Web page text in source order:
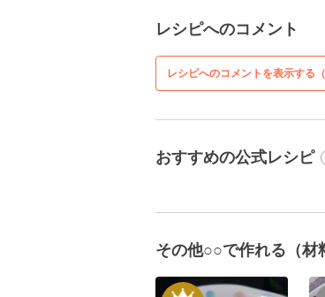
レシピへのコメント
レシピへのコメントを表示する（
おすすめの公式レシピ
その他○○で作れる（材